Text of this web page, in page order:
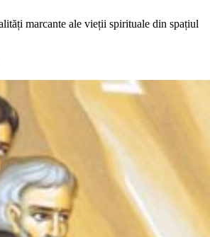
marcante ale vieții spirituale din spațiul